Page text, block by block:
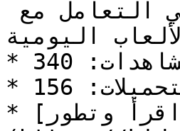
اليومية.
* عدد المشاهدات: 340
* عدد التحميلات: 156
* السلسلة: [اقرأ وتطور]